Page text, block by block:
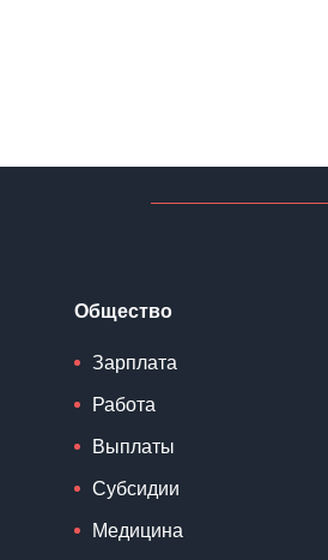
Общество
Зарплата
Работа
Выплаты
Субсидии
Медицина